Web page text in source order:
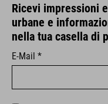
Ricevi impressioni
urbane e
nella tua casella di
E-Mail *